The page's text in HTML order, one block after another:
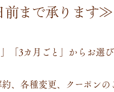
前まで承ります≫
「3カ月ごと」からお選び
、各種変更、クーポン